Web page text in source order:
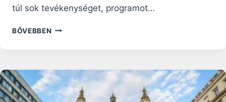
túl sok tevékenységet, programot…
BŐVEBBEN MILYEN
AZ
EGYKÉKET?